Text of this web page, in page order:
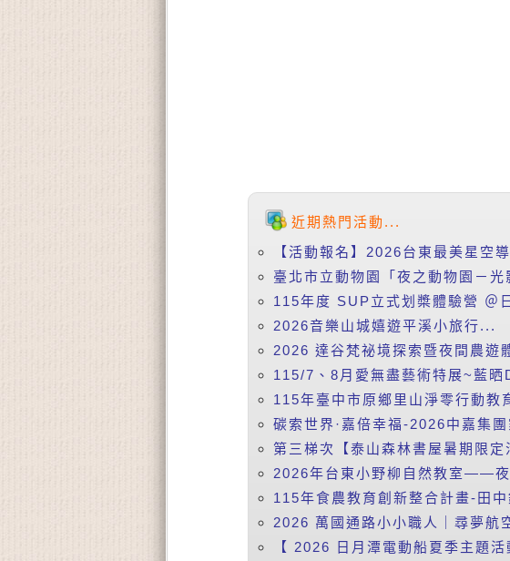
近期熱門活動...
【活動報名】2026台東最美星空
臺北市立動物園「夜之動物園－
115年度 SUP立式划槳體驗營 ＠
2026音樂山城嬉遊平溪小旅行...
2026 達谷梵祕境探索暨夜間農遊
115/7、8月愛無盡藝術特展~藍
115年臺中市原鄉里山淨零行動教
碳索世界·嘉倍幸福-2026中嘉集
第三梯次【泰山森林書屋暑期限
2026年台東小野柳自然教室——
115年食農教育創新整合計畫-田
2026 萬國通路小小職人｜尋夢航
【 2026 日月潭電動船夏季主題